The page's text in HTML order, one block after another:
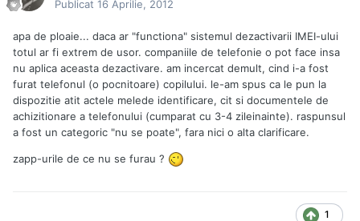
Publicat 16 Aprilie, 2012
apa de ploaie... daca ar "functiona" sistemul dezactivarii IMEI-ului
totul ar fi extrem de usor. companiile de telefonie o pot face insa
nu aplica aceasta dezactivare. am incercat demult, cind i-a fost
furat telefonul (o pocnitoare) copilului. le-am spus ca le pun la
dispozitie atit actele melede identificare, cit si documentele de
achizitionare a telefonului (cumparat cu 3-4 zileinainte). raspunsul
a fost un categoric "nu se poate", fara nici o alta clarificare.
zapp-urile de ce nu se furau ?
1